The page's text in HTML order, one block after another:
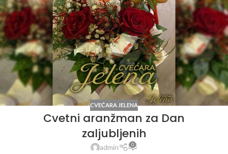
CVEĆARA JELENA
Cvetni aranžman za Dan
zaljubljenih
admin 0